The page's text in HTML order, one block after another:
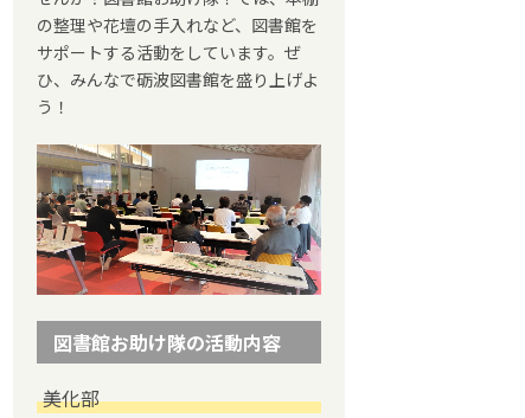
の整理や花壇の手入れなど、図書館を
サポートする活動をしています。ぜ
ひ、みんなで砺波図書館を盛り上げよ
う！
図書館お助け隊の活動内容
美化部